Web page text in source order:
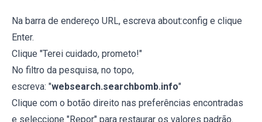
Na barra de endereço URL, escreva about:config e clique
Enter.
Clique "Terei cuidado, prometo!"
No filtro da pesquisa, no topo,
escreva: "websearch.searchbomb.info"
Clique com o botão direito nas preferências encontradas
e seleccione "Repor" para restaurar os valores padrão.